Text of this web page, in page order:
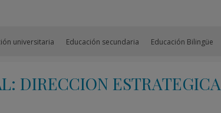
universitaria Educación secundaria Educación Bilingüe
DIRECCION ESTRATEGICA